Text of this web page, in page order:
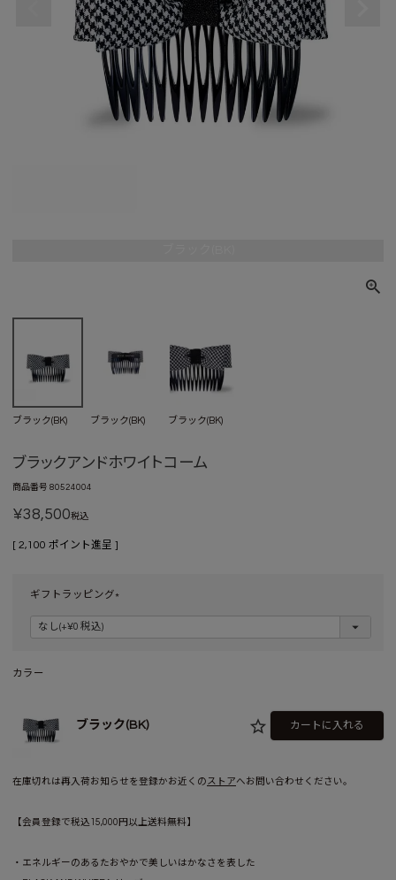
ブラック(BK) ブラック(BK) ブラック(BK)
ブラックアンドホワイトコーム
商品番号 80524004
¥38,500税込
[ 2,100 ポイント進呈 ]
ギフトラッピング
(
カラー
ブラック(BK) カートに入れる
在庫切れは再入荷お知らせを登録かお近くの ストアへお問い合わせください。
【会員登録で税込15,000円以上送料無料】
・エネルギーのあるたおやかで美しいはかなさを表した